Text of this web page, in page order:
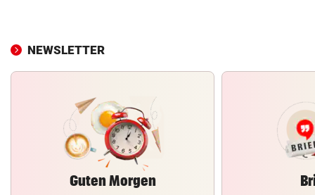
NEWSLETTER
Guten Morgen